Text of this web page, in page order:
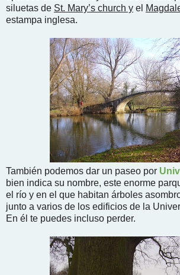
siluetas de St. Mary’s church y el
estampa inglesa.
También podemos dar un paseo por
bien indica su nombre, este enorme
el río y en el que habitan árboles
junto a varios de los edificios de la
En él te puedes incluso perder.